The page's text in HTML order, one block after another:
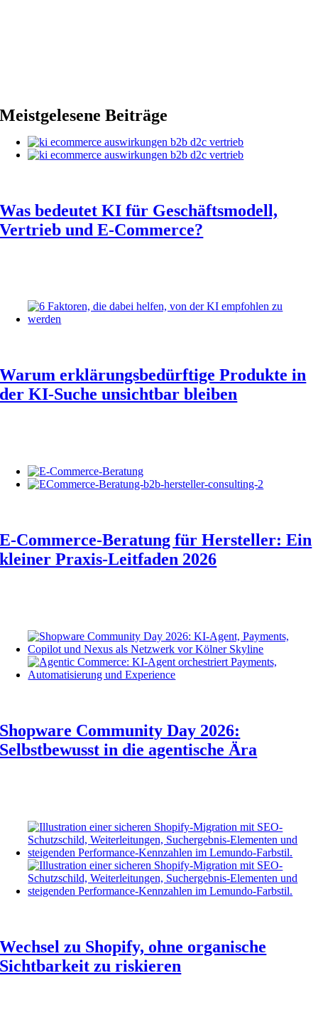
Meistgelesene Beiträge
Was bedeutet KI für Geschäftsmodell,
Vertrieb und E-Commerce?
Warum erklärungsbedürftige Produkte in
der KI-Suche unsichtbar bleiben
E-Commerce-Beratung für Hersteller: Ein
kleiner Praxis-Leitfaden 2026
Shopware Community Day 2026:
Selbstbewusst in die agentische Ära
Wechsel zu Shopify, ohne organische
Sichtbarkeit zu riskieren